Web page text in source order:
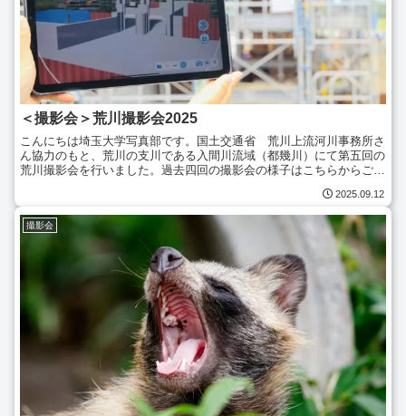
＜撮影会＞荒川撮影会2025
こんにちは埼玉大学写真部です。国土交通省 荒川上流河川事務所さ
ん協力のもと、荒川の支川である入間川流域（都幾川）にて第五回の
荒川撮影会を行いました。過去四回の撮影会の様子はこちらからご覧
2025.09.12
撮影会